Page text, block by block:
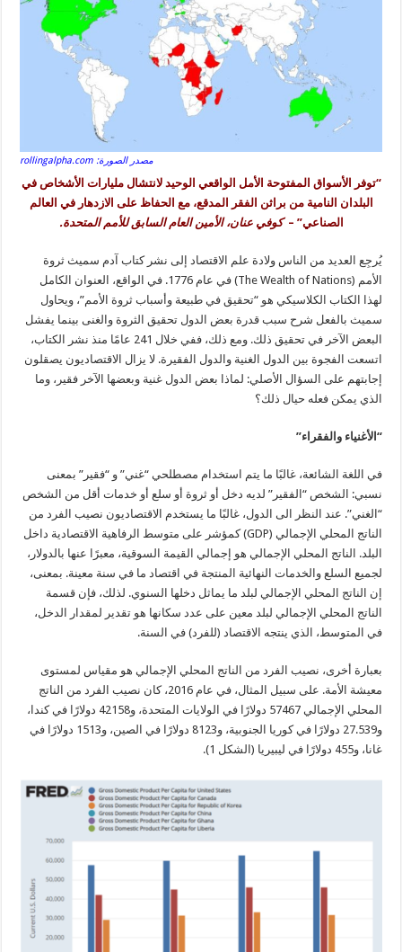
مصدر الصورة: rollingalpha.com
“توفر الأسواق المفتوحة الأمل الواقعي الوحيد لانتشال مليارات الأشخاص في
البلدان النامية من براثن الفقر المدقع، مع الحفاظ على الازدهار في العالم
الصناعي” –كوفي عنان، الأمين العام السابق للأمم المتحدة.
يُرجِع العديد من الناس ولادة علم الاقتصاد إلى نشر كتاب آدم سميث ثروة
الأمم (The Wealth of Nations) في عام 1776. في الواقع، العنوان الكامل
لهذا الكتاب الكلاسيكي هو “تحقيق في طبيعة وأسباب ثروة الأمم”، ويحاول
سميث بالفعل شرح سبب قدرة بعض الدول تحقيق الثروة والغنى بينما يفشل
البعض الآخر في تحقيق ذلك. ومع ذلك، ففي خلال 241 عامًا منذ نشر الكتاب،
اتسعت الفجوة بين الدول الغنية والدول الفقيرة. لا يزال الاقتصاديون يصقلون
إجابتهم على السؤال الأصلي: لماذا بعض الدول غنية وبعضها الآخر فقير، وما
الذي يمكن فعله حيال ذلك؟
“الأغنياء والفقراء”
في اللغة الشائعة، غالبًا ما يتم استخدام مصطلحي “غني” و “فقير” بمعنى
نسبي: الشخص “الفقير” لديه دخل أو ثروة أو سلع أو خدمات أقل من الشخص
“الغني”. عند النظر الى الدول، غالبًا ما يستخدم الاقتصاديون نصيب الفرد من
الناتج المحلي الإجمالي (GDP) كمؤشر على متوسط الرفاهية الاقتصادية داخل
البلد. الناتج المحلي الإجمالي هو إجمالي القيمة السوقية، معبرًا عنها بالدولار،
لجميع السلع والخدمات النهائية المنتجة في اقتصاد ما في سنة معينة. بمعنى،
إن الناتج المحلي الإجمالي لبلد ما يماثل دخلها السنوي. لذلك، فإن قسمة
الناتج المحلي الإجمالي لبلد معين على عدد سكانها هو تقدير لمقدار الدخل،
في المتوسط، الذي ينتجه الاقتصاد (للفرد) في السنة.
بعبارة أخرى، نصيب الفرد من الناتج المحلي الإجمالي هو مقياس لمستوى
معيشة الأمة. على سبيل المثال، في عام 2016، كان نصيب الفرد من الناتج
المحلي الإجمالي 57467 دولارًا في الولايات المتحدة، و42158 دولارًا في كندا،
و27.539 دولارًا في كوريا الجنوبية، و8123 دولارًا في الصين، و1513 دولارًا في
غانا، و455 دولارًا في ليبيريا (الشكل 1).